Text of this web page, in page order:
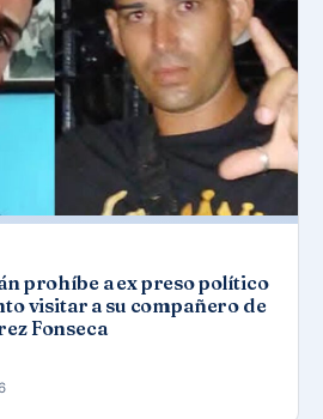
prohíbe a ex preso político
visitar a su compañero de
Fonseca